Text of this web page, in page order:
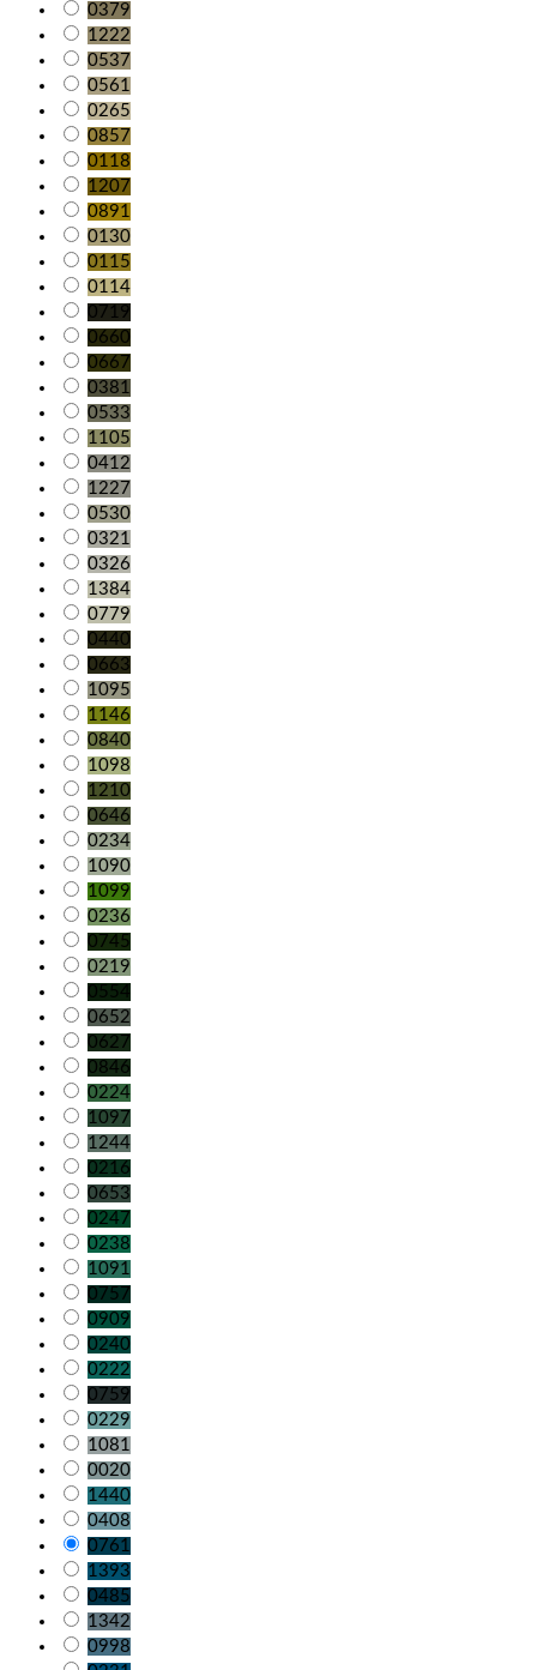
0379
1222
0537
0561
0265
0857
0118
1207
0891
0130
0115
0114
0719
0660
0667
0381
0533
1105
0412
1227
0530
0321
0326
1384
0779
0440
0663
1095
1146
0840
1098
1210
0646
0234
1090
1099
0236
0745
0219
0554
0652
0627
0846
0224
1097
1244
0216
0653
0247
0238
1091
0757
0909
0240
0222
0759
0229
1081
0020
1440
0408
0761
1393
0485
1342
0998